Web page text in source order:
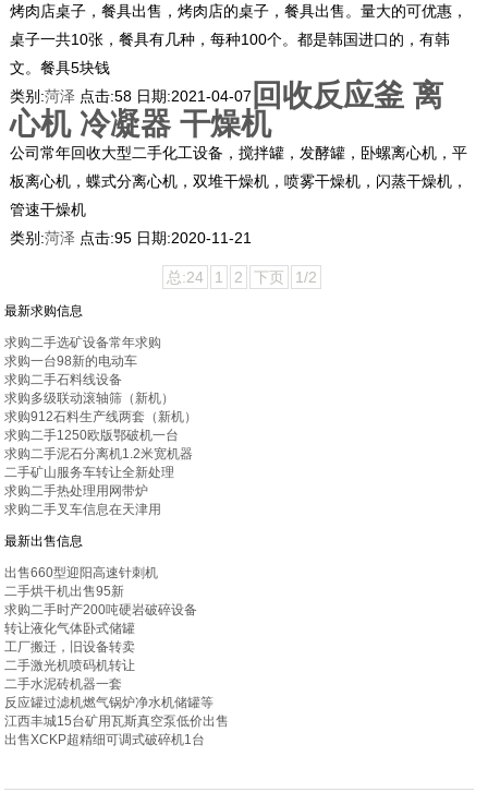
烤肉店桌子，餐具出售，烤肉店的桌子，餐具出售。量大的可优惠，
桌子一共10张，餐具有几种，每种100个。都是韩国进口的，有韩
文。餐具5块钱
类别:菏泽 点击:58 日期:2021-04-07 回收反应釜 离
心机 冷凝器 干燥机
公司常年回收大型二手化工设备，搅拌罐，发酵罐，卧螺离心机，平
板离心机，蝶式分离心机，双堆干燥机，喷雾干燥机，闪蒸干燥机，
管速干燥机
类别:菏泽 点击:95 日期:2020-11-21
总:24 1 2 下页 1/2
最新求购信息
求购二手选矿设备常年求购
求购一台98新的电动车
求购二手石料线设备
求购多级联动滚轴筛（新机）
求购912石料生产线两套（新机）
求购二手1250欧版鄂破机一台
求购二手泥石分离机1.2米宽机器
二手矿山服务车转让全新处理
求购二手热处理用网带炉
求购二手叉车信息在天津用
最新出售信息
出售660型迎阳高速针刺机
二手烘干机出售95新
求购二手时产200吨硬岩破碎设备
转让液化气体卧式储罐
工厂搬迁，旧设备转卖
二手激光机喷码机转让
二手水泥砖机器一套
反应罐过滤机燃气锅炉净水机储罐等
江西丰城15台矿用瓦斯真空泵低价出售
出售XCKP超精细可调式破碎机1台